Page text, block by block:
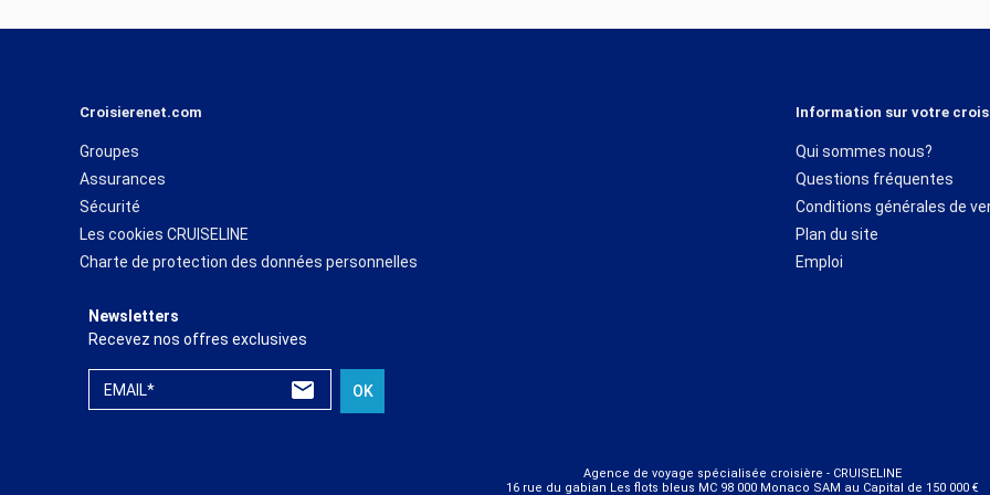
Croisierenet.com
Groupes
Assurances
Sécurité
Les cookies CRUISELINE
Charte de protection des données personnelles
Information sur votre
Qui sommes nous?
Questions fréquentes
Conditions générales de
Plan du site
Emploi
Newsletters
Recevez nos offres exclusives
EMAIL* OK
Agence de voyage spécialisée croisière - CRUISELINE
16 rue du gabian Les flots bleus MC 98 000 Monaco SAM au Capital de 150 000 €